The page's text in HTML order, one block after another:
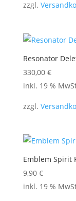
auf
gewählt
werden
weist
Varianten
Die
Optionen
können
auf
gewählt
werden
zzgl.
Resonator
330,00 €
inkl. 19 %
zzgl.
Emblem Spirit
9,90 €
inkl. 19 %